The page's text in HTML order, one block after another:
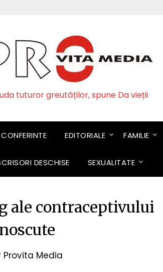
tuturor greutăților, spune Da vieții
CONFERINTE EDITORIALE FAMILIE
DESCHISE SEXUALITATE
ale contraceptivului
Provita Media